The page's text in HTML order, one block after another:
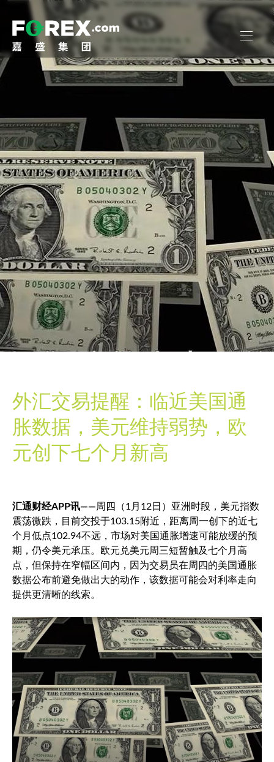
外汇交易提醒：临近美国通
胀数据，美元维持弱势，欧
元创下七个月新高
汇通财经APP讯——周四（1月12日）亚洲时段， 美元指数
震荡微跌，目前交投于103.15附近，距离周一创下的近七
个月低点102.94不远，市场对美国通胀增速可能放缓的预
期，仍令美元承压。
欧元兑美元周三短暂触及七个月高
点，但保持在窄幅区间内，因为交易员在周四的美国通胀
数据公布前避免做出大的动作，该数据可能会对利率走向
提供更清晰的线索。